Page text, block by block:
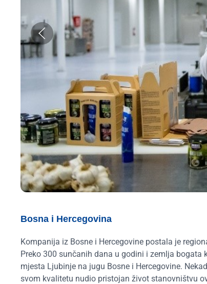
Bosna i Hercegovina
Kompanija iz Bosne i Hercegovine postala je
Preko 300 sunčanih dana u godini i zemlja
mjesta Ljubinje na jugu Bosne i Hercegovine.
svom kvalitetu nudio pristojan život stanovništvu